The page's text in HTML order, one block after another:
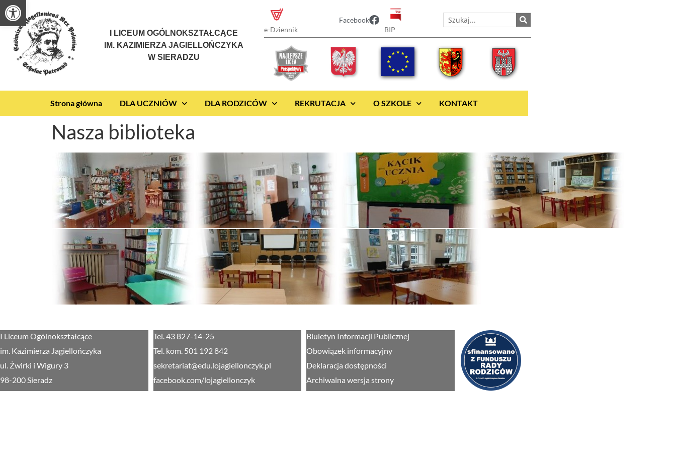
Otwórz pasek narzędzi
I LICEUM OGÓLNOKSZTAŁCĄCE
IM. KAZIMIERZA JAGIELLOŃCZYKA
W SIERADZU
e-Dziennik
Facebook
BIP
Strona główna DLA UCZNIÓW DLA RODZICÓW REKRUTACJA O SZKOLE KONTAKT
Nasza biblioteka
I Liceum Ogólnokształcące
im. Kazimierza Jagiellończyka
ul. Żwirki i Wigury 3
98-200 Sieradz
Tel. 43 827-14-25
Tel. kom. 501 192 842
sekretariat@edu.lojagiellonczyk.pl
facebook.com/lojagiellonczyk
Biuletyn Informacji Publicznej
Obowiązek informacyjny
Deklaracja dostępności
Archiwalna wersja strony